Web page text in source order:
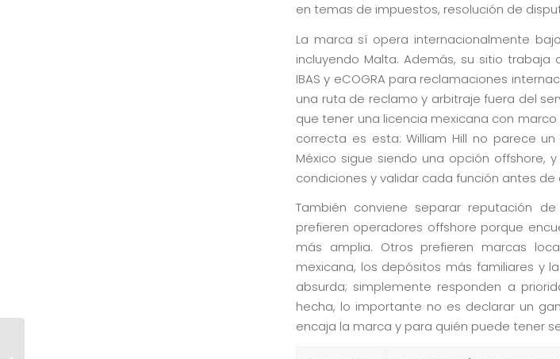
en temas de impuestos, resolución de
La marca sí opera internacionalmente
incluyendo Malta. Además, su sitio
IBAS y eCOGRA para reclamaciones
una ruta de reclamo y arbitraje fuera del
que tener una licencia mexicana con
correcta es esta: William Hill no parece
México sigue siendo una opción offshore,
condiciones y validar cada función antes
También conviene separar reputación
prefieren operadores offshore porque
más amplia. Otros prefieren marcas
mexicana, los depósitos más familiares y
absurda; simplemente responden a
hecha, lo importante no es declarar un
encaja la marca y para quién puede tener